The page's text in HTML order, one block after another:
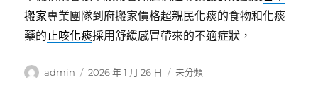
搬家專業團隊到府搬家價格超親民化痰的食物和化痰
藥的止咳化痰採用舒緩感冒帶來的不適症狀，
作
admin
發
2026 年 1 月 26 日
分
未分類